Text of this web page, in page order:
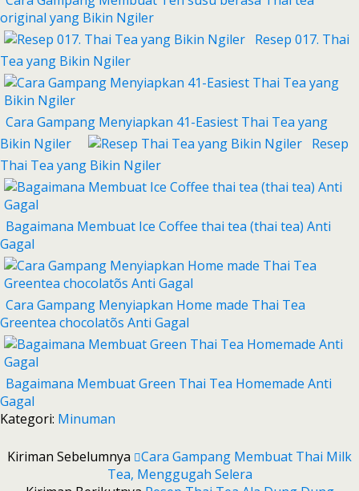
original yang Bikin Ngiler
Resep 017. Thai
Tea yang Bikin Ngiler
Cara Gampang Menyiapkan 41-Easiest Thai Tea yang
Bikin Ngiler
Resep
Thai Tea yang Bikin Ngiler
Bagaimana Membuat Ice Coffee thai tea (thai tea) Anti
Gagal
Cara Gampang Menyiapkan Home made Thai Tea
Greentea chocolatõs Anti Gagal
Bagaimana Membuat Green Thai Tea Homemade Anti
Gagal
Kategori: Minuman
Kiriman Sebelumnya
Cara Gampang Membuat Thai Milk
Tea, Menggugah Selera